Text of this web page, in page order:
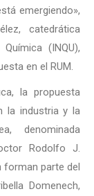
emergiendo»,
catedrática
(INQU),
en el RUM.
la propuesta
la industria y la
denominada
Rodolfo J.
forman parte del
Domenech,